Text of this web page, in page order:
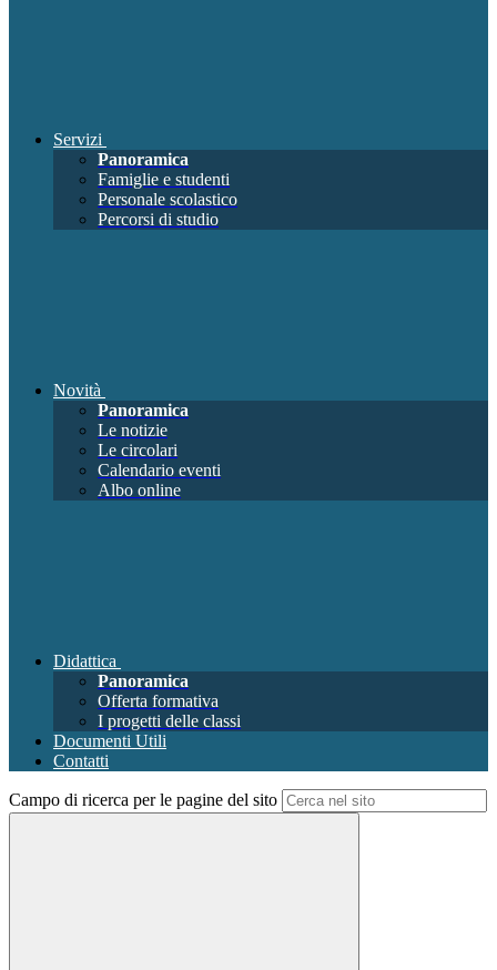
Servizi
Panoramica
Famiglie e studenti
Personale scolastico
Percorsi di studio
Novità
Panoramica
Le notizie
Le circolari
Calendario eventi
Albo online
Didattica
Panoramica
Offerta formativa
I progetti delle classi
Documenti Utili
Contatti
Campo di ricerca per le pagine del sito